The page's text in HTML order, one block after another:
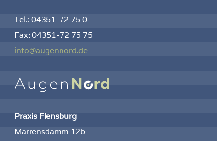
Tel.: 04351-72 75 0
Fax: 04351-72 75 75
info@augennord.de
Praxis Flensburg
Marrensdamm 12b